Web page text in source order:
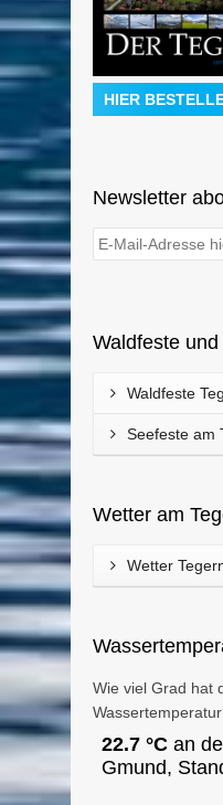
HIER
Newsletter
Waldfeste
Waldfeste
Seefeste am
Wetter am
Wetter
Wie viel Grad hat